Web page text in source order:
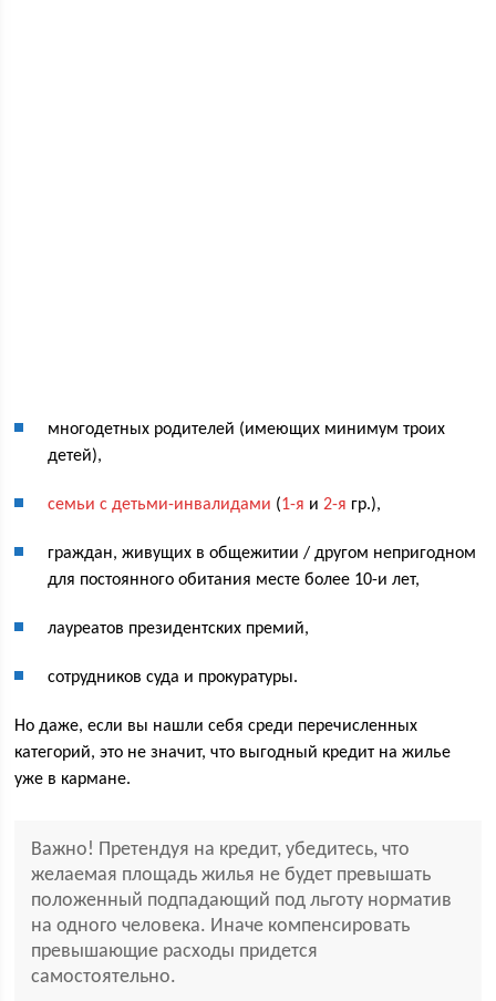
многодетных родителей (имеющих минимум троих
детей),
семьи с детьми-инвалидами (1-я и2-я гр.),
граждан, живущих в общежитии / другом непригодном
для постоянного обитания месте более 10-и лет,
лауреатов президентских премий,
сотрудников суда и прокуратуры.
Но даже, если вы нашли себя среди перечисленных
категорий, это не значит, что выгодный кредит на жилье
уже в кармане.
Важно! Претендуя на кредит, убедитесь, что
желаемая площадь жилья не будет превышать
положенный подпадающий под льготу норматив
на одного человека. Иначе компенсировать
превышающие расходы придется
самостоятельно.